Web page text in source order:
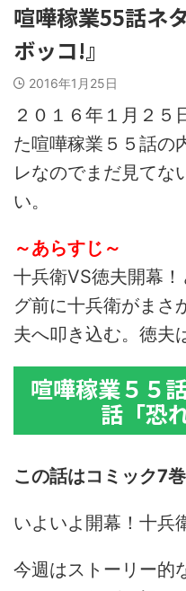
喧嘩稼業55話ネ
ボッコ!』
2016年1月25日
２０１６年１月２５
た喧嘩稼業５５話の
レなのでまだ見てな
い。
～あらすじ～
十兵衛VS徳夫開幕
グ前に十兵衛がまさ
夫へ叩き込む。徳夫
喧嘩稼業５５
話「恐
この話はコミック7
いよいよ開幕！十兵
今週はストーリー的